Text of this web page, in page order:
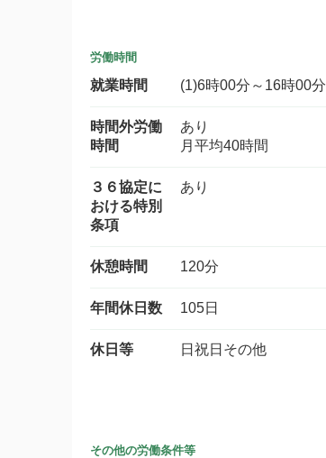
労働時間
就業時間 (1)6時00分～16時00分
時間外労働
時間
あり
月平均40時間
３６協定に
おける特別
条項
あり
休憩時間 120分
年間休日数 105日
休日等 日祝日その他
その他の労働条件等